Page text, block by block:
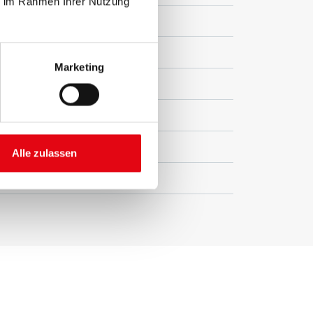
Marketing
Alle zulassen